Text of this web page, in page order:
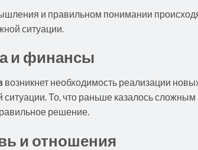
и правильном понимании
ситуации.
и финансы
возникнет необходимость реализации
ситуации. То, что раньше казалось
решение.
и отношения